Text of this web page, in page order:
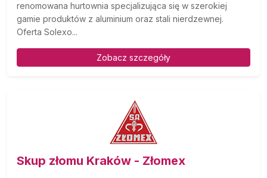
renomowana hurtownia specjalizująca się w szerokiej
gamie produktów z aluminium oraz stali nierdzewnej.
Oferta Solexo...
Zobacz szczegóły
Skup złomu Kraków - Złomex